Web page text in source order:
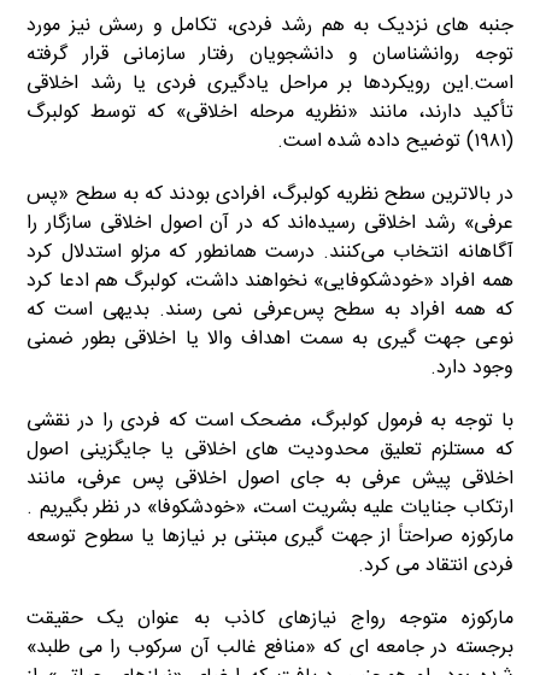
جنبه های نزدیک به هم رشد فردی، تکامل و رسش نیز مورد
توجه روانشناسان و دانشجویان رفتار سازمانی قرار گرفته
است.این رویکردها بر مراحل یادگیری فردی یا رشد اخلاقی
تأکید دارند، مانند «نظریه مرحله اخلاقی» که توسط کولبرگ
(۱۹۸۱) توضیح داده شده است.
در بالاترین سطح نظریه کولبرگ، افرادی بودند که به سطح «پس
عرفی» رشد اخلاقی رسیده‌اند که در آن اصول اخلاقی سازگار را
آگاهانه انتخاب می‌کنند. درست همانطور که مزلو استدلال کرد
همه افراد «خودشکوفایی» نخواهند داشت، کولبرگ هم ادعا کرد
که همه افراد به سطح پس‌عرفی نمی رسند. بدیهی است که
نوعی جهت گیری به سمت اهداف والا یا اخلاقی بطور ضمنی
وجود دارد.
با توجه به فرمول کولبرگ، مضحک است که فردی را در نقشی
که مستلزم تعلیق محدودیت های اخلاقی یا جایگزینی اصول
اخلاقی پیش عرفی به جای اصول اخلاقی پس عرفی، مانند
ارتکاب جنایات علیه بشریت است، «خودشکوفا» در نظر بگیریم .
مارکوزه صراحتاً از جهت گیری مبتنی بر نیازها یا سطوح توسعه
فردی انتقاد می کرد.
مارکوزه متوجه رواج نیازهای کاذب به عنوان یک حقیقت
برجسته در جامعه ای که «منافع غالب آن سرکوب را می طلبد»